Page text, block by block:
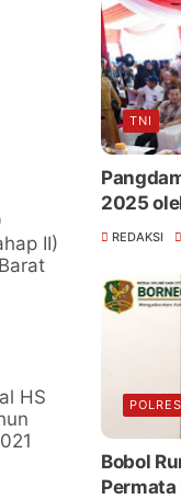
II)
HS
TNI
2025
REDAKSI
Bobol